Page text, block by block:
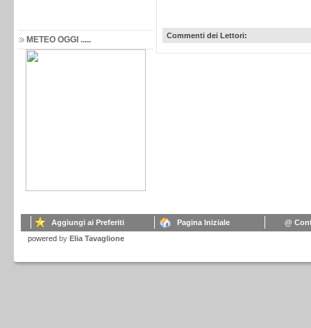
METEO OGGI ..... Commenti dei Lettori:
Aggiungi ai Preferiti Pagina Iniziale
@
powered by Elia Tavaglione